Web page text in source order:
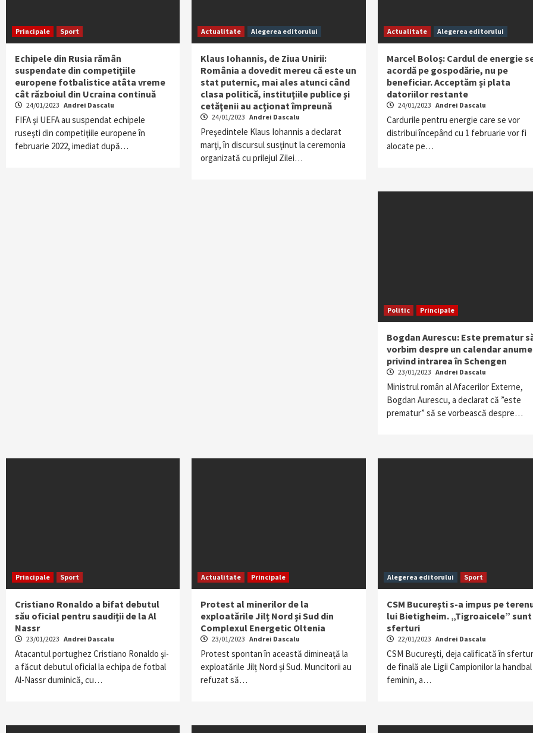
Principale Sport
Echipele din Rusia rămân
suspendate din competiţiile
europene fotbalistice atâta vreme
cât războiul din Ucraina continuă
24/01/2023 Andrei Dascalu
FIFA şi UEFA au suspendat echipele
ruseşti din competiţiile europene în
februarie 2022, imediat după…
Actualitate Alegerea editorului
Klaus Iohannis, de Ziua Unirii:
România a dovedit mereu că este un
stat puternic, mai ales atunci când
clasa politică, instituţiile publice şi
cetăţenii au acţionat împreună
24/01/2023 Andrei Dascalu
Preşedintele Klaus Iohannis a declarat
marţi, în discursul susţinut la ceremonia
organizată cu prilejul Zilei…
Actualitate Alegerea editorului
Marcel Boloș: Cardul de energie
acordă pe gospodărie, nu pe
beneficiar. Acceptăm și plata
datoriilor restante
24/01/2023 Andrei Dascalu
Cardurile pentru energie care se vor
distribui începând cu 1 februarie vor fi
alocate pe…
Politic Principale
Bogdan Aurescu: Este prematur
vorbim despre un calendar anume
privind intrarea în Schengen
23/01/2023 Andrei Dascalu
Ministrul român al Afacerilor Externe,
Bogdan Aurescu, a declarat că ”este
prematur” să se vorbească despre…
Principale Sport
Cristiano Ronaldo a bifat debutul
său oficial pentru saudiții de la Al
Nassr
23/01/2023 Andrei Dascalu
Atacantul portughez Cristiano Ronaldo şi-
a făcut debutul oficial la echipa de fotbal
Al-Nassr duminică, cu…
Actualitate Principale
Protest al minerilor de la
exploatările Jilț Nord și Sud din
Complexul Energetic Oltenia
23/01/2023 Andrei Dascalu
Protest spontan în această dimineață la
exploatările Jilț Nord și Sud. Muncitorii au
refuzat să…
Alegerea editorului Sport
CSM București s-a impus pe
lui Bietigheim. „Tigroaicele” sunt
sferturi
22/01/2023 Andrei Dascalu
CSM Bucureşti, deja calificată în
de finală ale Ligii Campionilor la handbal
feminin, a…